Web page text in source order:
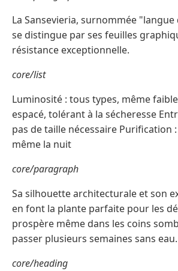
La Sansevieria, surnommée
se distingue par ses feuilles
résistance exceptionnelle.
core/list
Luminosité : tous types, même
espacé, tolérant à la sécheresse
pas de taille nécessaire Purification
même la nuit
core/paragraph
Sa silhouette architecturale et son
en font la plante parfaite pour les
prospère même dans les coins
passer plusieurs semaines sans eau.
core/heading